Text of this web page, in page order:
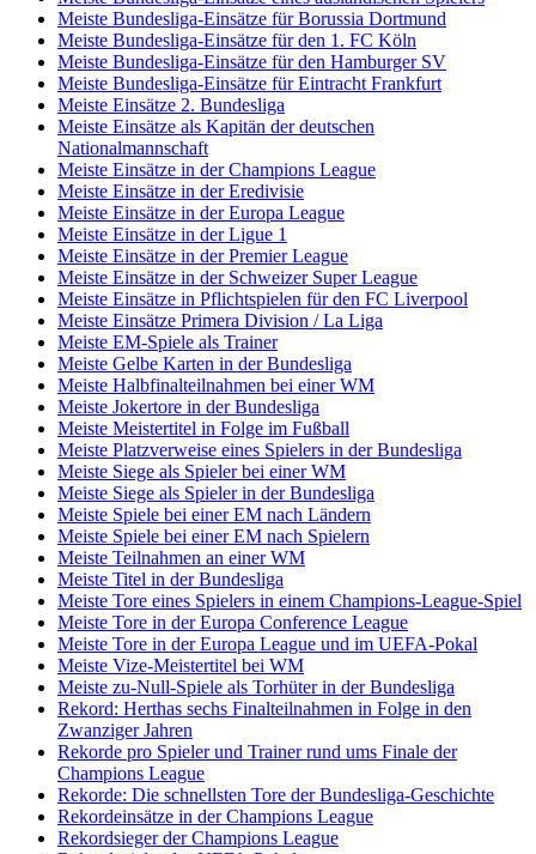
Meiste Bundesliga-Einsätze für Borussia Dortmund
Meiste Bundesliga-Einsätze für den 1. FC Köln
Meiste Bundesliga-Einsätze für den Hamburger SV
Meiste Bundesliga-Einsätze für Eintracht Frankfurt
Meiste Einsätze 2. Bundesliga
Meiste Einsätze als Kapitän der deutschen
Nationalmannschaft
Meiste Einsätze in der Champions League
Meiste Einsätze in der Eredivisie
Meiste Einsätze in der Europa League
Meiste Einsätze in der Ligue 1
Meiste Einsätze in der Premier League
Meiste Einsätze in der Schweizer Super League
Meiste Einsätze in Pflichtspielen für den FC Liverpool
Meiste Einsätze Primera Division / La Liga
Meiste EM-Spiele als Trainer
Meiste Gelbe Karten in der Bundesliga
Meiste Halbfinalteilnahmen bei einer WM
Meiste Jokertore in der Bundesliga
Meiste Meistertitel in Folge im Fußball
Meiste Platzverweise eines Spielers in der Bundesliga
Meiste Siege als Spieler bei einer WM
Meiste Siege als Spieler in der Bundesliga
Meiste Spiele bei einer EM nach Ländern
Meiste Spiele bei einer EM nach Spielern
Meiste Teilnahmen an einer WM
Meiste Titel in der Bundesliga
Meiste Tore eines Spielers in einem Champions-League-Spiel
Meiste Tore in der Europa Conference League
Meiste Tore in der Europa League und im UEFA-Pokal
Meiste Vize-Meistertitel bei WM
Meiste zu-Null-Spiele als Torhüter in der Bundesliga
Rekord: Herthas sechs Finalteilnahmen in Folge in den
Zwanziger Jahren
Rekorde pro Spieler und Trainer rund ums Finale der
Champions League
Rekorde: Die schnellsten Tore der Bundesliga-Geschichte
Rekordeinsätze in der Champions League
Rekordsieger der Champions League